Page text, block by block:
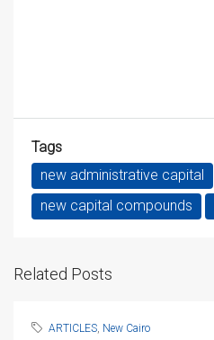
Tags
new administrative capital
new capital compounds
Related Posts
ARTICLES, New Cairo